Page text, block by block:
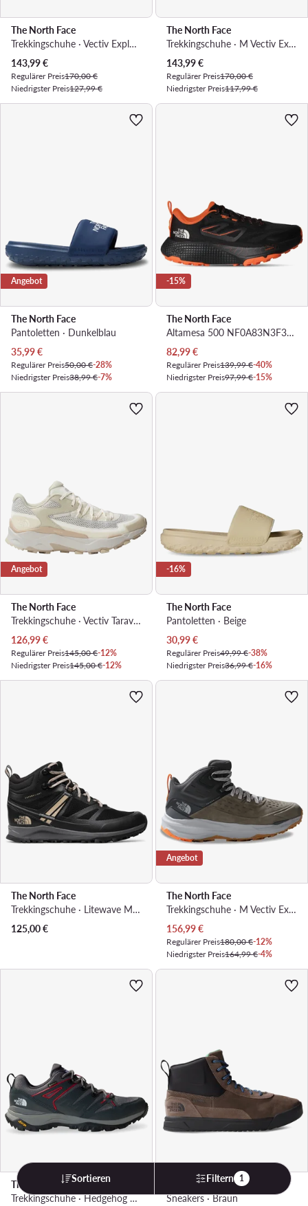
The North Face
Trekkingschuhe · Vectiv Exploris 2 Mid NF0A7W6AMG71 · Blau
Aktueller Preis
143,99€
Regulärer Preis170,00 €
Niedrigster Preis127,99 €
The North Face
Trekkingschuhe · M Vectiv Exploris 2 Mid Futurelight NF0A7W6AIHI1 · Grün
Aktueller Preis
143,99€
Regulärer Preis170,00 €
Niedrigster Preis117,99 €
Angebot
The North Face
Pantoletten · Dunkelblau
Aktueller Preis
35,99€
Regulärer Preis50,00 €-28%
Niedrigster Preis38,99 €-7%
-15%
The North Face
Altamesa 500 NF0A83N3F381 · Laufschuhe
Aktueller Preis
82,99€
Regulärer Preis139,99 €-40%
Niedrigster Preis97,99 €-15%
Angebot
The North Face
Trekkingschuhe · Vectiv Taraval Fuiturelight NF0A5LWTUIB1 · Beige
Aktueller Preis
126,99€
Regulärer Preis145,00 €-12%
Niedrigster Preis145,00 €-12%
-16%
The North Face
Pantoletten · Beige
Aktueller Preis
30,99€
Regulärer Preis49,99 €-38%
Niedrigster Preis36,99 €-16%
The North Face
Trekkingschuhe · Litewave Mid Futurelight NF0A4PFE34G1 · Schwarz
125,00€
Angebot
The North Face
Trekkingschuhe · M Vectiv Exploris 2 Mid Futurelight LthrNF0A7W4X79K1 · Khakifarben
Aktueller Preis
156,99€
Regulärer Preis180,00 €-12%
Niedrigster Preis164,99 €-4%
The North Face
Trekkingschuhe · Hedgehog GORE-TEX NF0A8AA9SOU1 · Grau
The North Face
Sneakers · Braun
Sortieren Filtern 1